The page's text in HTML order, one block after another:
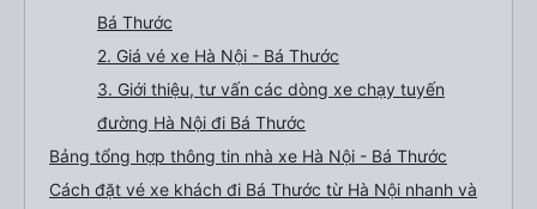
Bá Thước
2. Giá vé xe Hà Nội - Bá Thước
3. Giới thiệu, tư vấn các dòng xe chạy tuyến
đường Hà Nội đi Bá Thước
Bảng tổng hợp thông tin nhà xe Hà Nội - Bá Thước
Cách đặt vé xe khách đi Bá Thước từ Hà Nội nhanh và